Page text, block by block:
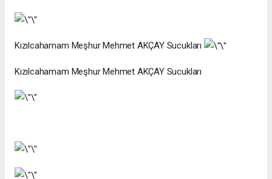
Kızılcahamam Meşhur Mehmet AKÇAY Sucukları
Kızılcahamam Meşhur Mehmet AKÇAY Sucukları